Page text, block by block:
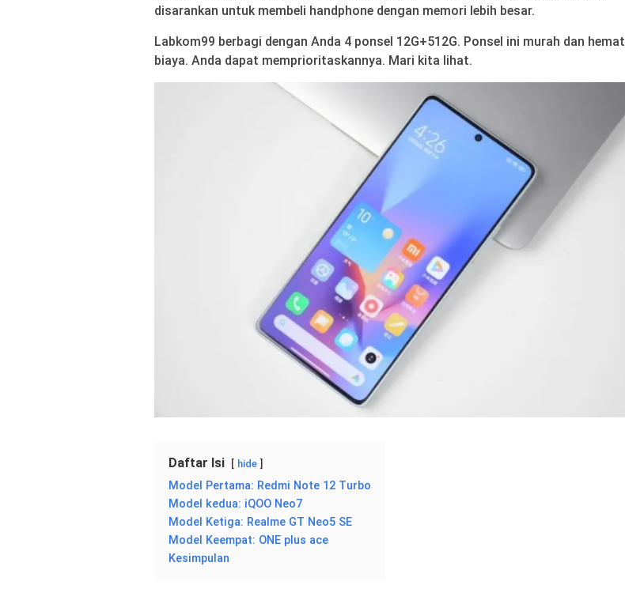
disarankan untuk membeli handphone dengan memori lebih besar.
Labkom99 berbagi dengan Anda 4 ponsel 12G+512G. Ponsel ini murah dan hemat
biaya. Anda dapat memprioritaskannya. Mari kita lihat.
Daftar Isi hide
Model Pertama: Redmi Note 12 Turbo
Model kedua: iQOO Neo7
Model Ketiga: Realme GT Neo5 SE
Model Keempat: ONE plus ace
Kesimpulan